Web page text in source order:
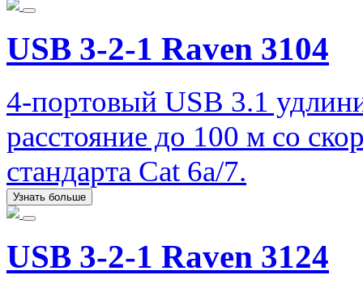
USB 3-2-1 Raven 3104
4-портовый USB 3.1
расстояние до 100 м со
стандарта Cat 6a/7.
Узнать больше
USB 3-2-1 Raven 3124